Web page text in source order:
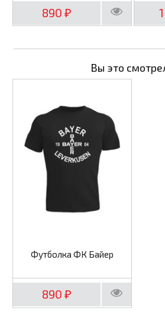
890 ₽
Вы это
Футболка ФК Байер
890 ₽